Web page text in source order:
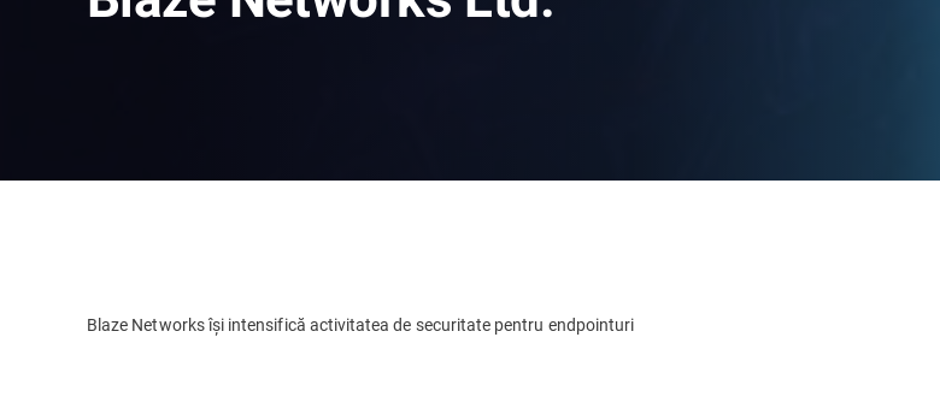
Blaze Networks își intensifică activitatea de securitate pentru endpointuri